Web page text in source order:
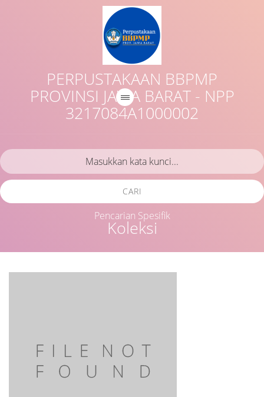
PERPUSTAKAAN BBPMP
PROVINSI JAWA BARAT - NPP
3217084A1000002
Koleksi
CARI
Pencarian Spesifik